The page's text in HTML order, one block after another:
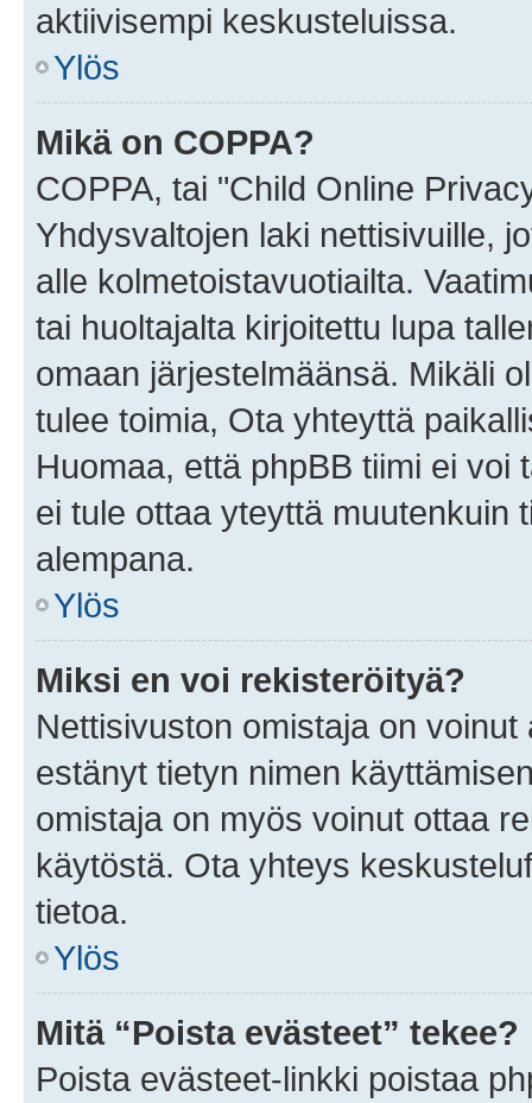
aktiivisempi keskusteluissa.
Ylös
Mikä on COPPA?
COPPA, tai "Child Online
Yhdysvaltojen laki nettisivuille,
alle kolmetoistavuotiailta.
tai huoltajalta kirjoitettu lupa
omaan järjestelmäänsä. Mikäli
tulee toimia, Ota yhteyttä
Huomaa, että phpBB tiimi ei
ei tule ottaa yteyttä muutenkuin
alempana.
Ylös
Miksi en voi rekisteröityä?
Nettisivuston omistaja on
estänyt tietyn nimen
omistaja on myös voinut ottaa
käytöstä. Ota yhteys
tietoa.
Ylös
Mitä “Poista evästeet” tekee?
Poista evästeet-linkki poistaa